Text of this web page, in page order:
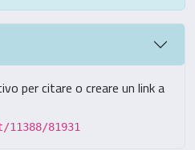
per citare o creare un link a
81931